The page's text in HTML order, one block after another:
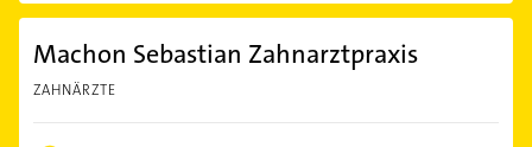
Machon Sebastian Zahnarztpraxis
ZAHNÄRZTE